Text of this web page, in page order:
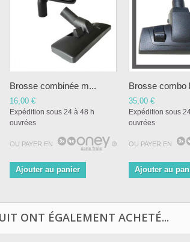
Brosse combinée m...
16,00 €
Expédition sous 24 à 48 h
ouvrées
OU PAYER EN
Ajouter au panier
Brosse combo
35,00 €
Expédition sous
ouvrées
OU PAYER EN
Ajouter au
ONT ÉGALEMENT ACHETÉ...